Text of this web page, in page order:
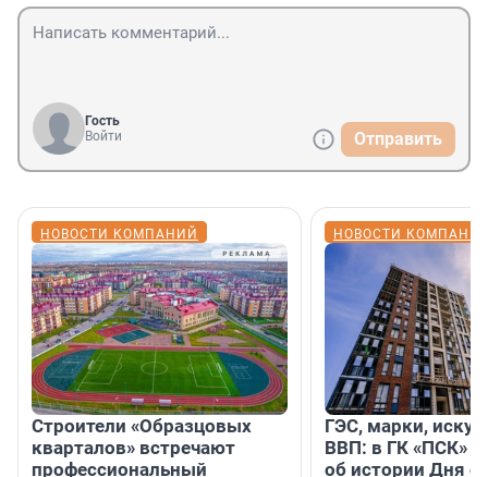
Гость
Войти
Отправить
НОВОСТИ КОМПАНИЙ
Строители «Образцовых
кварталов» встречают
профессиональный
НОВОСТИ
ГЭС, марки,
ВВП: в ГК «ПСК»
об истории Дня